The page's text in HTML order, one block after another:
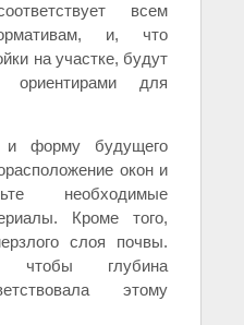
всем
и, что
на участке, будут
ориентирами для
и форму будущего
окон и
необходимые
Кроме того,
слоя почвы.
чтобы глубина
этому